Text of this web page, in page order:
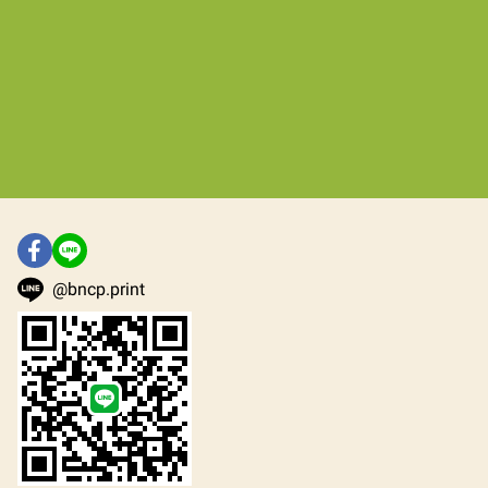
@bncp.print